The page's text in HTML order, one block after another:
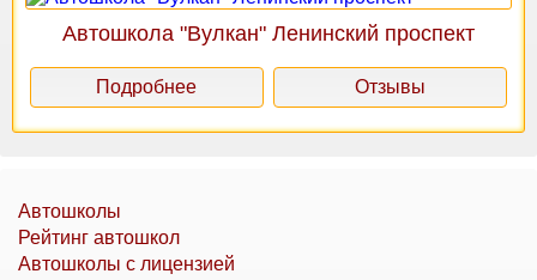
Автошкола "Вулкан" Ленинский проспект
Подробнее Отзывы
Автошколы
Рейтинг автошкол
Автошколы с лицензией